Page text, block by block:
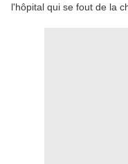
l'hôpital qui se fout de la